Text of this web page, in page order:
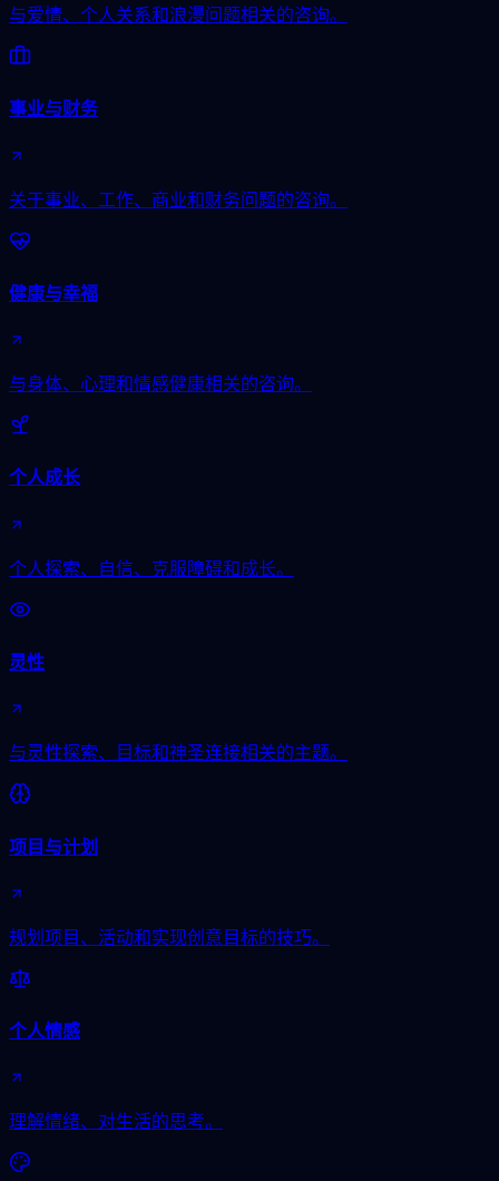
与爱情、个人关系和浪漫问题相关的咨询。
事业与财务
关于事业、工作、商业和财务问题的咨询。
健康与幸福
与身体、心理和情感健康相关的咨询。
个人成长
个人探索、自信、克服障碍和成长。
灵性
与灵性探索、目标和神圣连接相关的主题。
项目与计划
规划项目、活动和实现创意目标的技巧。
个人情感
理解情绪、对生活的思考。